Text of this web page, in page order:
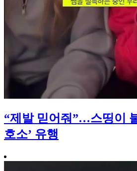
“제발 믿어줘”…스띵이
호소’ 유행